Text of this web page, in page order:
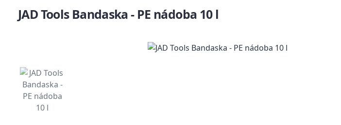
JAD Tools Bandaska - PE nádoba 10 l